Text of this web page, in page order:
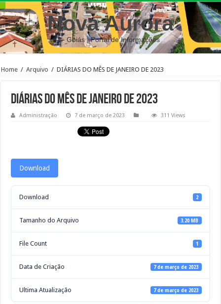
Nova Aurora
– Goiás | Portal de Informações
Home / Arquivo / DIÁRIAS DO MÊS DE JANEIRO DE 2023
DIÁRIAS DO MÊS DE JANEIRO DE 2023
Administração 7 de março de 2023 311 Views
Download
Download 2
Tamanho do Arquivo 3.20 MB
File Count 1
Data de Criação 7 de março de 2023
Ultima Atualização 7 de março de 2023